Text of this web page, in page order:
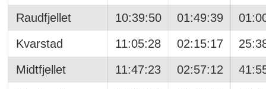
Raudfjellet
10:39:50 01:49:39
Kvarstad
11:05:28 02:15:17
Midtfjellet
11:47:23 02:57:12